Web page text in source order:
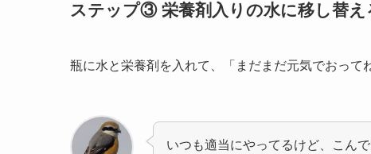
ステップ③ 栄養剤入りの水に移し替え
瓶に水と栄養剤を入れて、「まだまだ元気でおって
いつも適当にやってるけど、こん